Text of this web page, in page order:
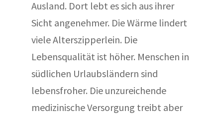
Ausland. Dort lebt es sich aus ihrer
Sicht angenehmer. Die Wärme lindert
viele Alterszipperlein. Die
Lebensqualität ist höher. Menschen in
südlichen Urlaubsländern sind
lebensfroher. Die unzureichende
medizinische Versorgung treibt aber